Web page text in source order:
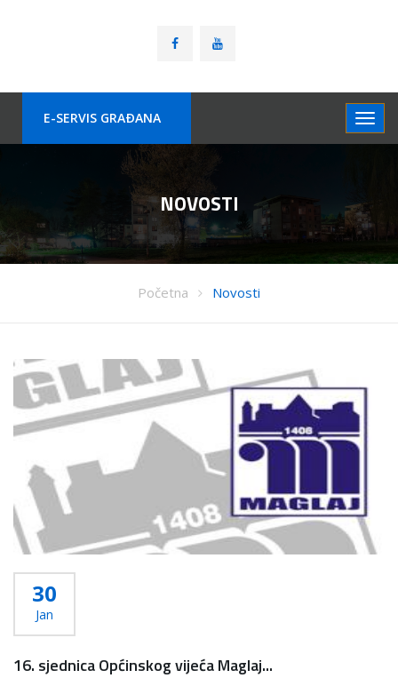
E-SERVIS GRAÐANA
NOVOSTI
Početna Novosti
30
Jan
16. sjednica Općinskog vijeća Maglaj...